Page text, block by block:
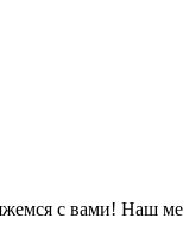
с вами! Наш